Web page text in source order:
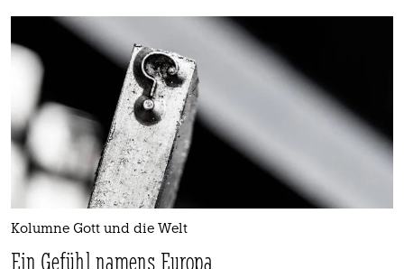
Kolumne Gott und die Welt
Ein Gefühl namens Europa